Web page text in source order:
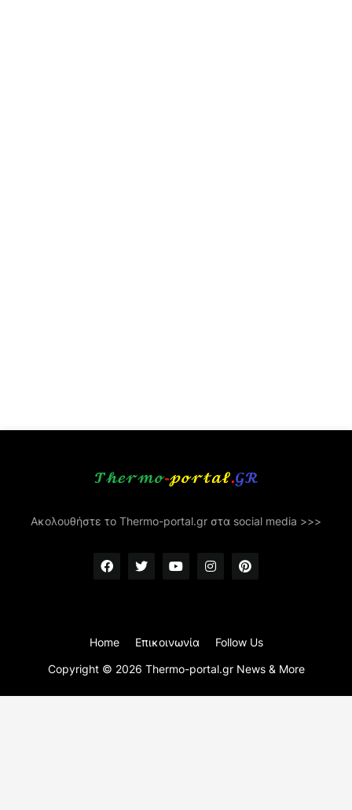
Ακολουθήστε το Thermo-portal.gr στα social media >>>
Copyright © 2026 Thermo-portal.gr News & More
Home Επικοινωνία Follow Us